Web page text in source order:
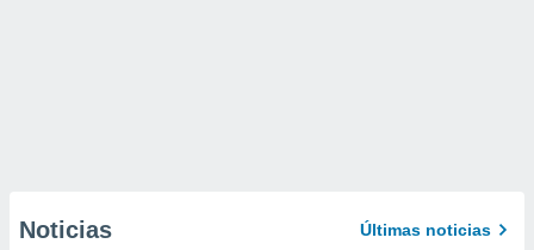
Noticias Últimas noticias